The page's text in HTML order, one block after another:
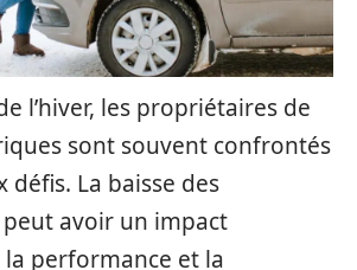
l’hiver, les propriétaires de
sont souvent confrontés
défis. La baisse des
avoir un impact
performance et la